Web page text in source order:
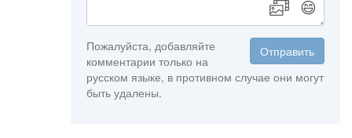
😄
Отправить
Пожалуйста, добавляйте
комментарии только на
русском языке, в противном случае они могут
быть удалены.